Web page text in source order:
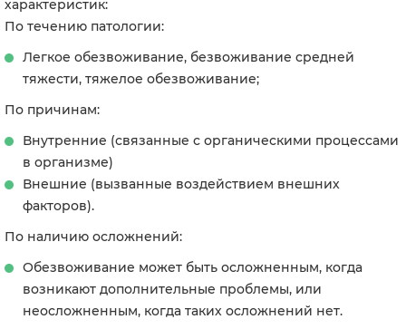
характеристик:
По течению патологии:
Легкое обезвоживание, безвоживание средней
тяжести, тяжелое обезвоживание;
По причинам:
Внутренние (связанные с органическими процессами
в организме)
Внешние (вызванные воздействием внешних
факторов).
По наличию осложнений:
Обезвоживание может быть осложненным, когда
возникают дополнительные проблемы, или
неосложненным, когда таких осложнений нет.